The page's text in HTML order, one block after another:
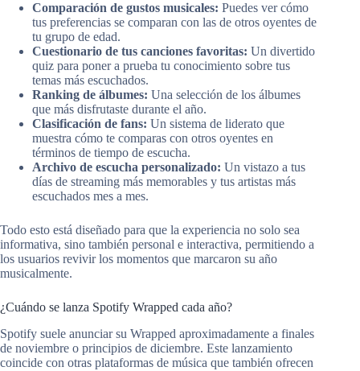
Comparación de gustos musicales: Puedes ver cómo
tus preferencias se comparan con las de otros oyentes de
tu grupo de edad.
Cuestionario de tus canciones favoritas: Un divertido
quiz para poner a prueba tu conocimiento sobre tus
temas más escuchados.
Ranking de álbumes: Una selección de los álbumes
que más disfrutaste durante el año.
Clasificación de fans: Un sistema de liderato que
muestra cómo te comparas con otros oyentes en
términos de tiempo de escucha.
Archivo de escucha personalizado: Un vistazo a tus
días de streaming más memorables y tus artistas más
escuchados mes a mes.
Todo esto está diseñado para que la experiencia no solo sea
informativa, sino también personal e interactiva, permitiendo a
los usuarios revivir los momentos que marcaron su año
musicalmente.
¿Cuándo se lanza Spotify Wrapped cada año?
Spotify suele anunciar su Wrapped aproximadamente a finales
de noviembre o principios de diciembre. Este lanzamiento
coincide con otras plataformas de música que también ofrecen